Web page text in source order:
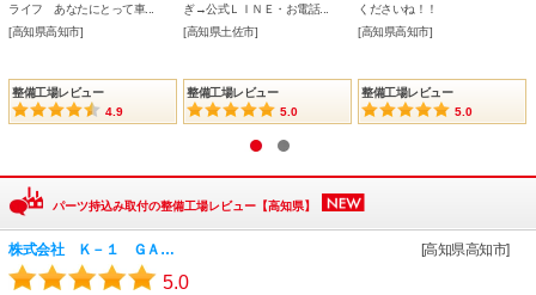
ライフ あなたにとって車...
[高知県高知市]
整備工場レビュー
4.9
ぎ→公式ＬＩＮＥ・お電話...
[高知県土佐市]
整備工場レビュー
5.0
くださいね！！
[高知県高知市]
整備工場レビュー
5.0
パーツ持込み取付の整備工場レビュー【高知県】
株式会社 Ｋ－１ ＧＡ… [高知県高知市]
5.0